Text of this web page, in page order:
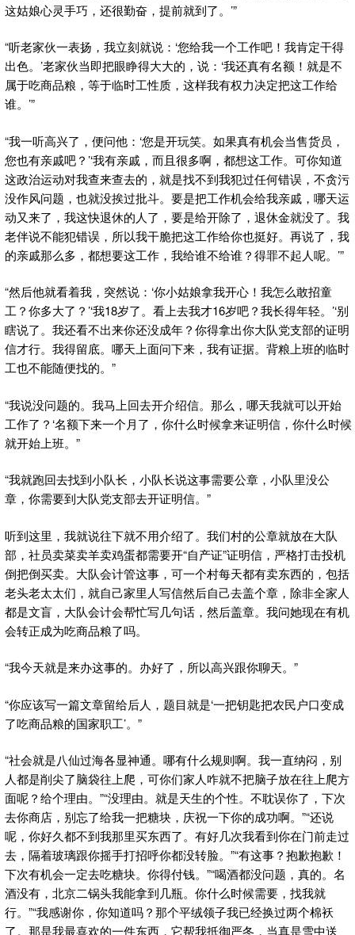
这姑娘心灵手巧，还很勤奋，提前就到了。’”
“听老家伙一表扬，我立刻就说：‘您给我一个工作吧！我肯定干得
出色。’老家伙当即把眼睁得大大的，说：‘我还真有名额！就是不
属于吃商品粮，等于临时工性质，这样我有权力决定把这工作给
谁。’”
“我一听高兴了，便问他：‘您是开玩笑。如果真有机会当售货员，
您也有亲戚吧？’‘我有亲戚，而且很多啊，都想这工作。可你知道
这政治运动对我查来查去的，就是找不到我犯过任何错误，不贪污
没作风问题，也就没挨过批斗。要是把工作机会给我亲戚，哪天运
动又来了，我这快退休的人了，要是给开除了，退休金就没了。我
老伴说不能犯错误，所以我干脆把这工作给你也挺好。再说了，我
的亲戚那么多，都想要这工作，我给谁不给谁？得罪不起人呢。’”
“然后他就看着我，突然说：‘你小姑娘拿我开心！我怎么敢招童
工？你多大了？’‘我18岁了。看上去我才16岁吧？我长得年轻。’‘别
瞎说了。我还看不出来你还没成年？你得拿出你大队党支部的证明
信才行。我得留底。哪天上面问下来，我有证据。背粮上班的临时
工也不能随便找的。”
“我说没问题的。我马上回去开介绍信。那么，哪天我就可以开始
工作了？‘名额下来一个月了，你什么时候拿来证明信，你什么时候
就开始上班。”
“我就跑回去找到小队长，小队长说这事需要公章，小队里没公
章，你需要到大队党支部去开证明信。”
听到这里，我就说往下就不用介绍了。我们村的公章就放在大队
部，社员卖菜卖羊卖鸡蛋都需要开“自产证”证明信，严格打击投机
倒把倒买卖。大队会计管这事，可一个村每天都有卖东西的，包括
老头老太太们，就自己家里人写信然后自己去盖个章，除非全家人
都是文盲，大队会计会帮忙写几句话，然后盖章。我问她现在有机
会转正成为吃商品粮了吗。
“我今天就是来办这事的。办好了，所以高兴跟你聊天。”
“你应该写一篇文章留给后人，题目就是‘一把钥匙把农民户口变成
了吃商品粮的国家职工’。”
“社会就是八仙过海各显神通。哪有什么规则啊。我一直纳闷，别
人都是削尖了脑袋往上爬，可你们家人咋就不把脑子放在往上爬方
面呢？给个理由。”“没理由。就是天生的个性。不耽误你了，下次
去你商店，别忘了给我一把糖块，庆祝一下你的成功啊。”“还说
呢，你好久都不到我那里买东西了。有好几次我看到你在门前走过
去，隔着玻璃跟你摇手打招呼你都没转脸。”“有这事？抱歉抱歉！
下次有机会一定去吃糖块。你得付钱。”“喝酒都没问题，真的。名
酒没有，北京二锅头我能拿到几瓶。你什么时候需要，找我就
行。”“我感谢你，你知道吗？那个平绒领子我已经换过两个棉袄
了。那是我最喜欢的一件东西，它帮我抵御严冬，当真是雪中送